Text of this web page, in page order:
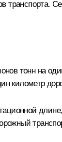
тонн на
километр